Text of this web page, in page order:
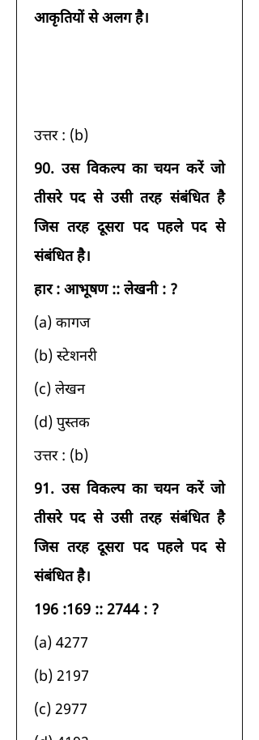
आकृतियों से अलग है।
उत्तर : (b)
90. उस विकल्प का चयन करें जो
तीसरे पद से उसी तरह संबंधित है
जिस तरह दूसरा पद पहले पद से
संबंधित है।
हार : आभूषण :: लेखनी : ?
(a) कागज
(b) स्टेशनरी
(c) लेखन
(d) पुस्तक
उत्तर : (b)
91. उस विकल्प का चयन करें जो
तीसरे पद से उसी तरह संबंधित है
जिस तरह दूसरा पद पहले पद से
संबंधित है।
196 :169 :: 2744 : ?
(a) 4277
(b) 2197
(c) 2977